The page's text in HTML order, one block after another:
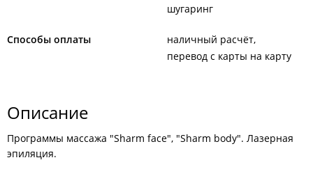
шугаринг
Способы оплаты
наличный расчёт
перевод с карты на карту
Описание
Программы массажа "Sharm face", "Sharm body". Лазерная
эпиляция.